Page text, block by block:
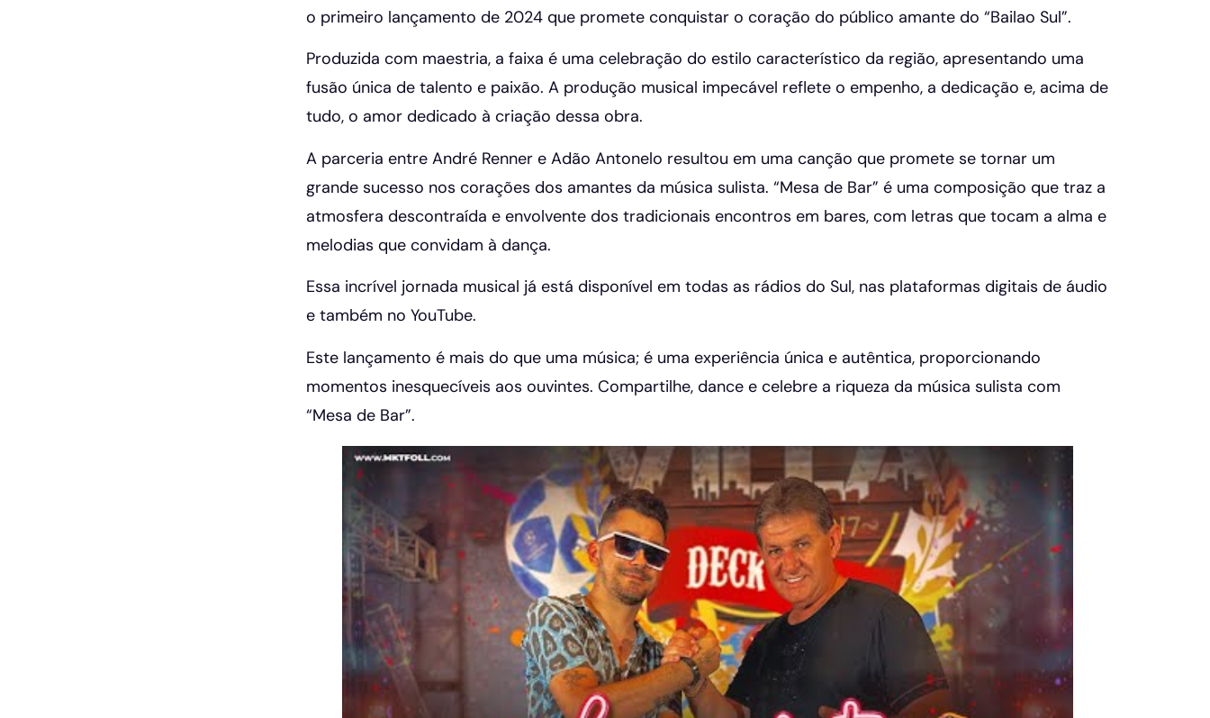
o primeiro lançamento de 2024 que promete conquistar o coração do público amante do “Bailao Sul”.
Produzida com maestria, a faixa é uma celebração do estilo característico da região, apresentando uma
fusão única de talento e paixão. A produção musical impecável reflete o empenho, a dedicação e, acima de
tudo, o amor dedicado à criação dessa obra.
A parceria entre André Renner e Adão Antonelo resultou em uma canção que promete se tornar um
grande sucesso nos corações dos amantes da música sulista. “Mesa de Bar” é uma composição que traz a
atmosfera descontraída e envolvente dos tradicionais encontros em bares, com letras que tocam a alma e
melodias que convidam à dança.
Essa incrível jornada musical já está disponível em todas as rádios do Sul, nas plataformas digitais de áudio
e também no YouTube.
Este lançamento é mais do que uma música; é uma experiência única e autêntica, proporcionando
momentos inesquecíveis aos ouvintes. Compartilhe, dance e celebre a riqueza da música sulista com
“Mesa de Bar”.